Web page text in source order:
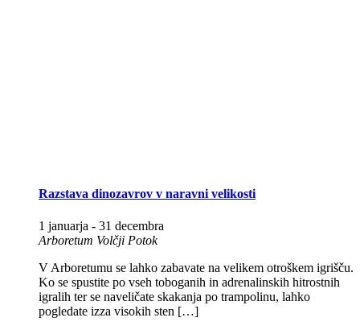
Razstava dinozavrov v naravni velikosti
1 januarja - 31 decembra
Arboretum Volčji Potok
V Arboretumu se lahko zabavate na velikem otroškem igrišču.
Ko se spustite po vseh toboganih in adrenalinskih hitrostnih
igralih ter se naveličate skakanja po trampolinu, lahko
pogledate izza visokih sten […]